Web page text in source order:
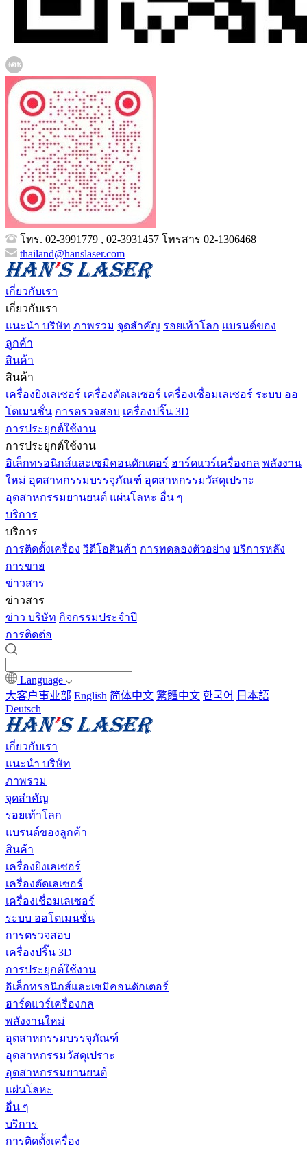
โทร. 02-3991779 , 02-3931457 โทรสาร 02-1306468
thailand@hanslaser.com
เกี่ยวกับเรา
เกี่ยวกับเรา
แนะนำ บริษัท ภาพรวม จุดสำคัญ รอยเท้าโลก แบรนด์ของ
ลูกค้า
สินค้า
สินค้า
เครื่องยิงเลเซอร์ เครื่องตัดเลเซอร์ เครื่องเชื่อมเลเซอร์ ระบบ ออ
โตเมนชั่น การตรวจสอบ เครื่องปริ๊น 3D
การประยุกต์ใช้งาน
การประยุกต์ใช้งาน
อิเล็กทรอนิกส์และเซมิคอนดักเตอร์ ฮาร์ดแวร์เครื่องกล พลังงาน
ใหม่ อุตสาหกรรมบรรจุภัณฑ์ อุตสาหกรรมวัสดุเปราะ
อุตสาหกรรมยานยนต์ แผ่นโลหะ อื่น ๆ
บริการ
บริการ
การติดตั้งเครื่อง วิดีโอสินค้า การทดลองตัวอย่าง บริการหลัง
การขาย
ข่าวสาร
ข่าวสาร
ข่าว บริษัท กิจกรรมประจำปี
การติดต่อ
Language
大客户事业部 English 简体中文 繁體中文 한국어
日本語
Deutsch
เกี่ยวกับเรา
แนะนำ บริษัท
ภาพรวม
จุดสำคัญ
รอยเท้าโลก
แบรนด์ของลูกค้า
สินค้า
เครื่องยิงเลเซอร์
เครื่องตัดเลเซอร์
เครื่องเชื่อมเลเซอร์
ระบบ ออโตเมนชั่น
การตรวจสอบ
เครื่องปริ๊น 3D
การประยุกต์ใช้งาน
อิเล็กทรอนิกส์และเซมิคอนดักเตอร์
ฮาร์ดแวร์เครื่องกล
พลังงานใหม่
อุตสาหกรรมบรรจุภัณฑ์
อุตสาหกรรมวัสดุเปราะ
อุตสาหกรรมยานยนต์
แผ่นโลหะ
อื่น ๆ
บริการ
การติดตั้งเครื่อง